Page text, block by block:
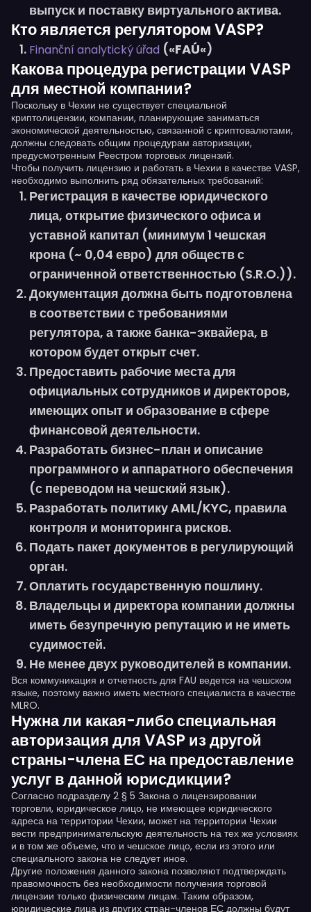
выпуск и поставку виртуального актива.
Кто является регулятором VASP?
Finanční analytický úřad («FAÚ«)
Какова процедура регистрации VASP
для местной компании?
Поскольку в Чехии не существует специальной
криптолицензии, компании, планирующие заниматься
экономической деятельностью, связанной с криптовалютами,
должны следовать общим процедурам авторизации,
предусмотренным Реестром торговых лицензий.
Чтобы получить лицензию и работать в Чехии в качестве VASP,
необходимо выполнить ряд обязательных требований:
Регистрация в качестве юридического
лица, открытие физического офиса и
уставной капитал (минимум 1 чешская
крона (~ 0,04 евро) для обществ с
ограниченной ответственностью (S.R.O.)).
Документация должна быть подготовлена
в соответствии с требованиями
регулятора, а также банка-эквайера, в
котором будет открыт счет.
Предоставить рабочие места для
официальных сотрудников и директоров,
имеющих опыт и образование в сфере
финансовой деятельности.
Разработать бизнес-план и описание
программного и аппаратного обеспечения
(с переводом на чешский язык).
Разработать политику AML/KYC, правила
контроля и мониторинга рисков.
Подать пакет документов в регулирующий
орган.
Оплатить государственную пошлину.
Владельцы и директора компании должны
иметь безупречную репутацию и не иметь
судимостей.
Не менее двух руководителей в компании.
Вся коммуникация и отчетность для FAU ведется на чешском
языке, поэтому важно иметь местного специалиста в качестве
MLRO.
Нужна ли какая-либо специальная
авторизация для VASP из другой
страны-члена ЕС на предоставление
услуг в данной юрисдикции?
Согласно подразделу 2 § 5 Закона о лицензировании
торговли, юридическое лицо, не имеющее юридического
адреса на территории Чехии, может на территории Чехии
вести предпринимательскую деятельность на тех же условиях
и в том же объеме, что и чешское лицо, если из этого или
специального закона не следует иное.
Другие положения данного закона позволяют подтверждать
правомочность без необходимости получения торговой
лицензии только физическим лицам. Таким образом,
юридические лица из других стран-членов ЕС должны будут